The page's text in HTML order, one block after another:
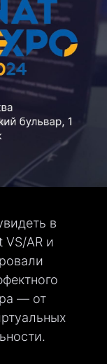
в
AR и
— от